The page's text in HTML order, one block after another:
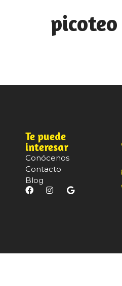
Te puede
interesar
Conócenos
Contacto
Blog